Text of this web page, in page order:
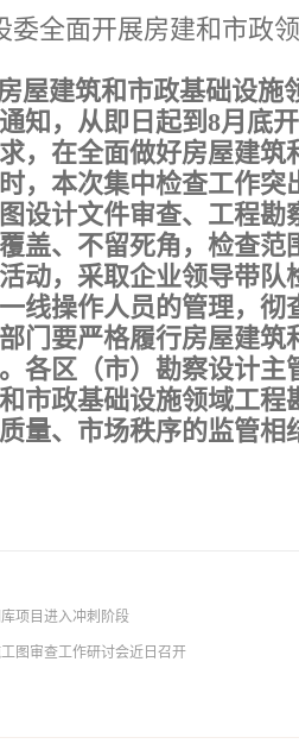
委全面开展房建和市政
屋建筑和市政基础设
知，从即日起到8月底
，在全面做好房屋建
，本次集中检查工作
设计文件审查、工程
盖、不留死角，检查
动，采取企业领导带
线操作人员的管理，
门要严格履行房屋建
各区（市）勘察设计
市政基础设施领域工
量、市场秩序的监管相
项目进入冲刺阶段
图审查工作研讨会近日召开